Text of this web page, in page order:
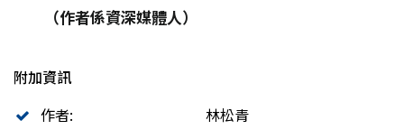
（作者係資深媒體人）
附加資訊
作者:
林松青